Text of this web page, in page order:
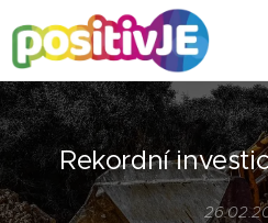
Rekordní